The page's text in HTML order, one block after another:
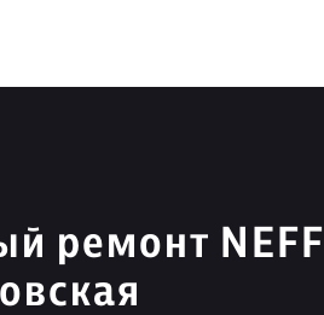
ремонт NEFF